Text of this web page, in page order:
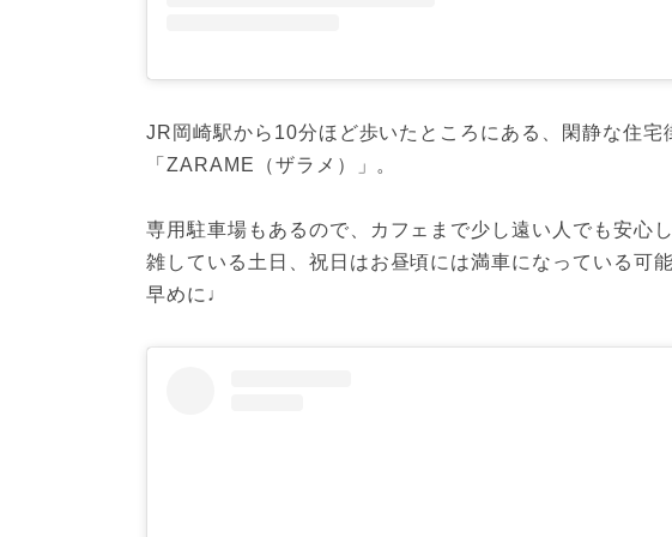
JR岡崎駅から10分ほど歩いたところにある、閑静な住宅
「ZARAME（ザラメ）」。
専用駐車場もあるので、カフェまで少し遠い人でも安心
雑している土日、祝日はお昼頃には満車になっている可
早めに♩